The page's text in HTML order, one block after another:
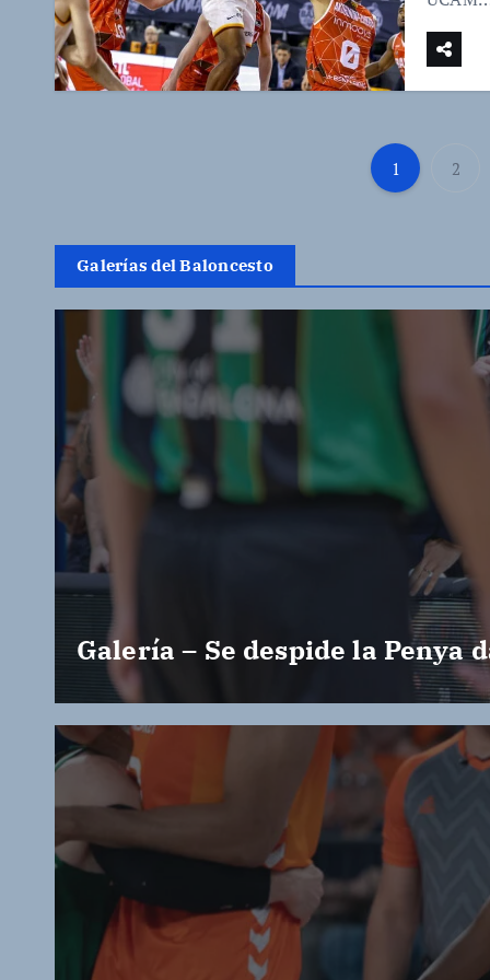
i
1 2
Galerías del Baloncesto
Galería – Se despide la Penya